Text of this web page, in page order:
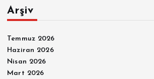
Arşiv
Temmuz 2026
Haziran 2026
Nisan 2026
Mart 2026